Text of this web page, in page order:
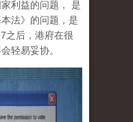
利益的问题， 是
法》的问题，是
之后，港府在很
轻易妥协。